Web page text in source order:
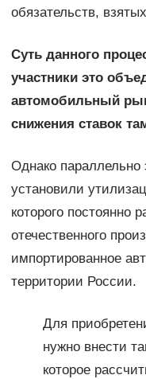
обязательств,
Суть данного
участники это
автомобильный
снижения ставок
Однако параллельно
установили
которого постоянно
отечественного
импортированное
территории России.
Для
нужно внести
которое